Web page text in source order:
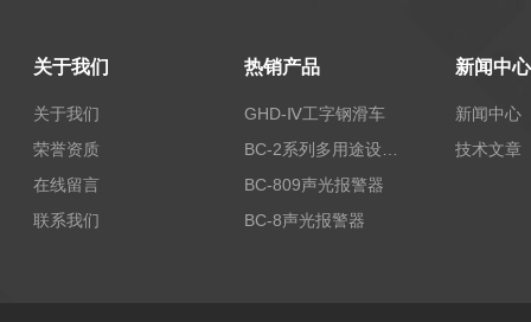
关于我们
关于我们
荣誉资质
在线留言
联系我们
热销产品
GHD-Ⅳ工字钢滑车
BC-809声光报警器
BC-8声光报警器
新闻中心
新闻中心
技术文章